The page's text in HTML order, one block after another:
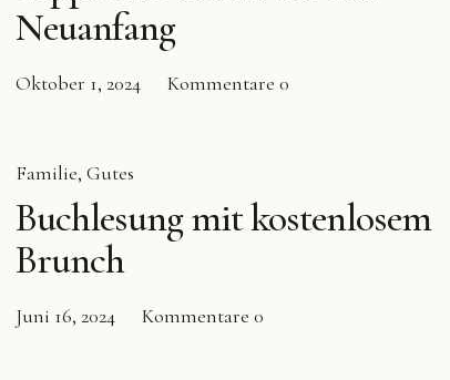
Neuanfang
Oktober 1, 2024 Kommentare 0
Familie Gutes
Buchlesung mit kostenlosem
Brunch
Juni 16, 2024 Kommentare 0